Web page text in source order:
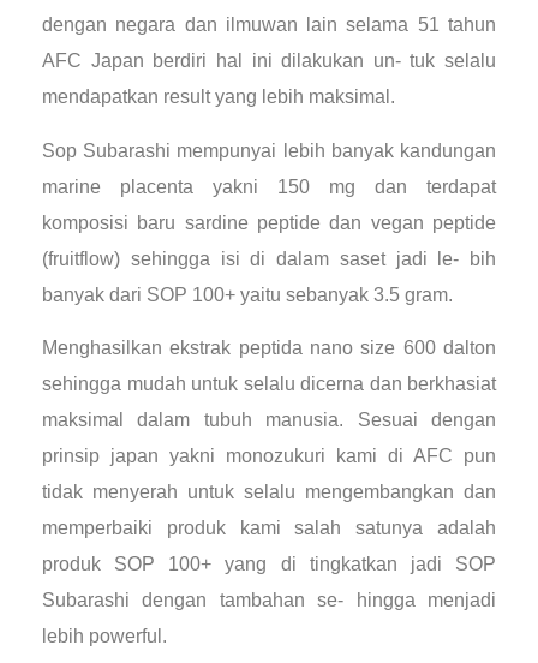
dengan negara dan ilmuwan lain selama 51 tahun
AFC Japan berdiri hal ini dilakukan un- tuk selalu
mendapatkan result yang lebih maksimal.
Sop Subarashi mempunyai lebih banyak kandungan
marine placenta yakni 150 mg dan terdapat
komposisi baru sardine peptide dan vegan peptide
(fruitflow) sehingga isi di dalam saset jadi le- bih
banyak dari SOP 100+ yaitu sebanyak 3.5 gram.
Menghasilkan ekstrak peptida nano size 600 dalton
sehingga mudah untuk selalu dicerna dan berkhasiat
maksimal dalam tubuh manusia. Sesuai dengan
prinsip japan yakni monozukuri kami di AFC pun
tidak menyerah untuk selalu mengembangkan dan
memperbaiki produk kami salah satunya adalah
produk SOP 100+ yang di tingkatkan jadi SOP
Subarashi dengan tambahan se- hingga menjadi
lebih powerful.